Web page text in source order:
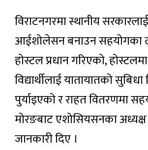
विराटनगरमा स्थानीय
आईशोलेसन बनाउन सहयोगका
होस्टल प्रधान गरिएको,
विद्यार्थीलाई यातायातको
पुर्याइएको र राहत वितरणमा
मोरङबाट एशोसियसनका
जानकारी दिए ।